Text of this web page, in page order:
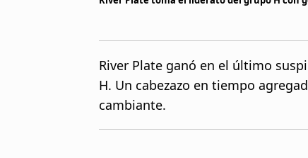
Administrar notificaciones
Programación
River Plate ganó en el último
H. Un cabezazo en tiempo
cambiante.